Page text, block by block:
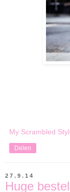
My Scrambled
Delen
27.9.14
Huge